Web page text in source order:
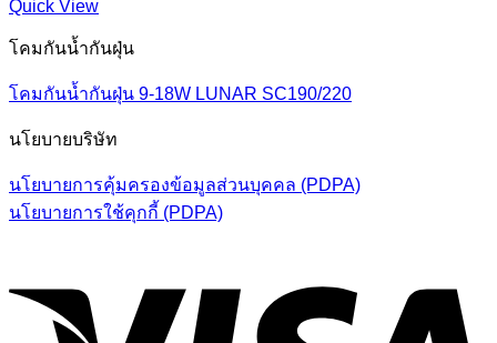
Quick View
โคมกันน้ำกันฝุ่น
โคมกันน้ำกันฝุ่น 9-18W LUNAR SC190/220
นโยบายบริษัท
นโยบายการคุ้มครองข้อมูลส่วนบุคคล (PDPA)
นโยบายการใช้คุกกี้ (PDPA)